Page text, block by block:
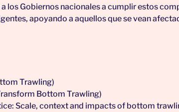
los Gobiernos nacionales a cumplir estos
apoyando a aquellos que se vean
Trawling)
Bottom Trawling)
Scale, context and impacts of bottom